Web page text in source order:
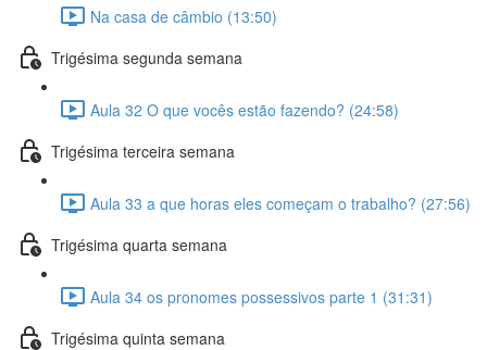
Na casa de câmbio (13:50)
Trigésima segunda semana
Aula 32 O que vocês estão fazendo? (24:58)
Trigésima terceira semana
Aula 33 a que horas eles começam o trabalho? (27:56)
Trigésima quarta semana
Aula 34 os pronomes possessivos parte 1 (31:31)
Trigésima quinta semana